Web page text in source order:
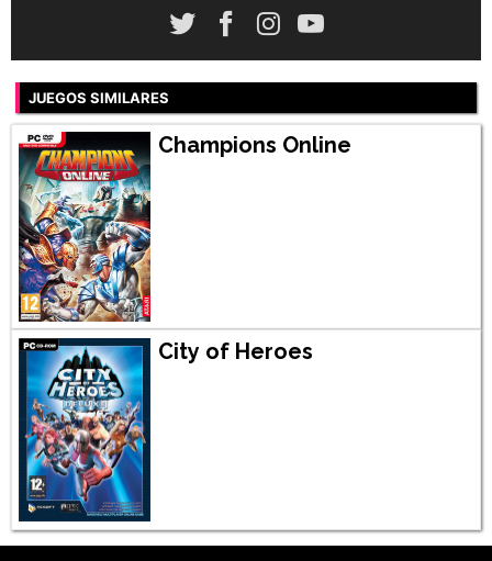
JUEGOS SIMILARES
Champions Online
City of Heroes